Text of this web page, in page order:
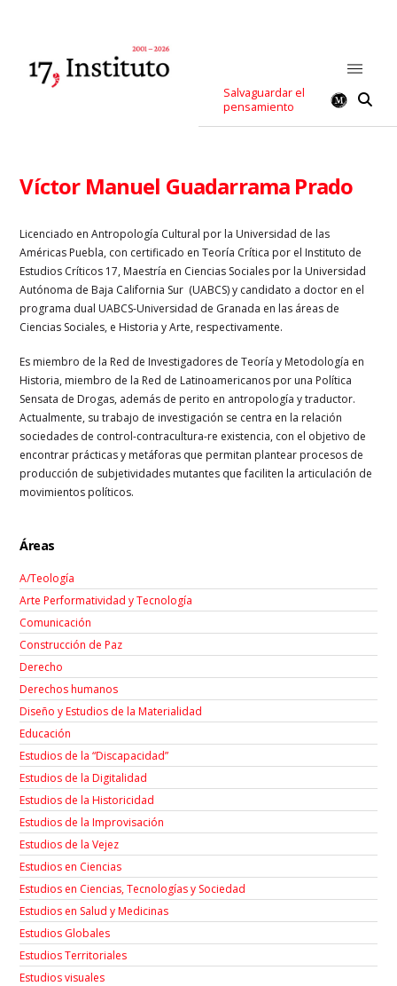
Salvaguardar el
pensamiento
Víctor Manuel Guadarrama Prado
Licenciado en Antropología Cultural por la Universidad de las
Américas Puebla, con certificado en Teoría Crítica por el Instituto de
Estudios Críticos 17, Maestría en Ciencias Sociales por la Universidad
Autónoma de Baja California Sur (UABCS) y candidato a doctor en el
programa dual UABCS-Universidad de Granada en las áreas de
Ciencias Sociales, e Historia y Arte, respectivamente.
Es miembro de la Red de Investigadores de Teoría y Metodología en
Historia, miembro de la Red de Latinoamericanos por una Política
Sensata de Drogas, además de perito en antropología y traductor.
Actualmente, su trabajo de investigación se centra en la relación
sociedades de control-contracultura-re existencia, con el objetivo de
encontrar prácticas y metáforas que permitan plantear procesos de
producción de subjetividades mutantes que faciliten la articulación de
movimientos políticos.
Áreas
A/Teología
Arte Performatividad y Tecnología
Comunicación
Construcción de Paz
Derecho
Derechos humanos
Diseño y Estudios de la Materialidad
Educación
Estudios de la “Discapacidad”
Estudios de la Digitalidad
Estudios de la Historicidad
Estudios de la Improvisación
Estudios de la Vejez
Estudios en Ciencias
Estudios en Ciencias, Tecnologías y Sociedad
Estudios en Salud y Medicinas
Estudios Globales
Estudios Territoriales
Estudios visuales